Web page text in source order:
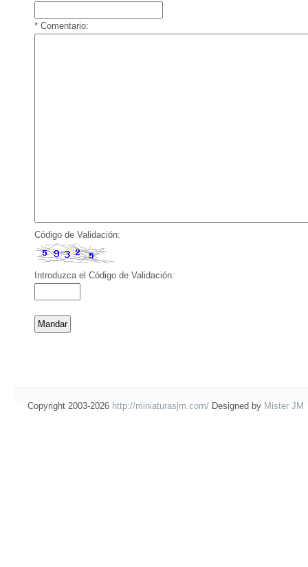
* Comentario:
Código de Validación:
Introduzca el Código de Validación:
Copyright 2003-2026 http://miniaturasjm.com/ Designed by Mister JM